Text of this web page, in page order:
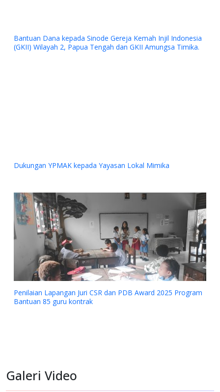
Bantuan Dana kepada Sinode Gereja Kemah Injil Indonesia
(GKII) Wilayah 2, Papua Tengah dan GKII Amungsa Timika.
Dukungan YPMAK kepada Yayasan Lokal Mimika
Penilaian Lapangan Juri CSR dan PDB Award 2025 Program
Bantuan 85 guru kontrak
Galeri Video